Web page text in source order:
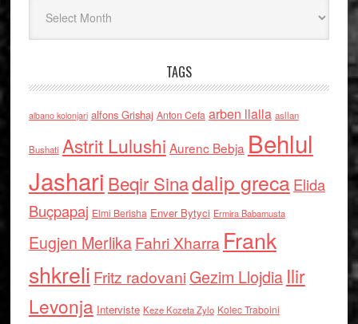
TAGS
albano kolonjari alfons Grishaj Anton Cefa arben llalla asllan
Bushati Astrit Lulushi Aurenc Bebja Behlul
Jashari Beqir Sinadalip grecaElida
Buçpapaj Elmi Berisha Enver Bytyci Ermira Babamusta
Eugjen MerlikaFahri Xharra Frank
shkreli Fritz radovaniGezim Llojdia Ilir
Levonja Interviste Keze Kozeta Zylo Kolec Traboini